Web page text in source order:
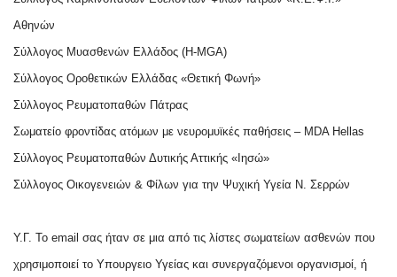
Αθηνών
Σύλλογος Μυασθενών Ελλάδος (H-MGA)
Σύλλογος Οροθετικών Ελλάδας «Θετική Φωνή»
Σύλλογος Ρευματοπαθών Πάτρας
Σωματείο φροντίδας ατόμων με νευρομυϊκές παθήσεις – MDA Hellas
Σύλλογος Ρευματοπαθών Δυτικής Αττικής «Ιησώ»
Σύλλογος Οικογενειών & Φίλων για την Ψυχική Υγεία Ν. Σερρών
Υ.Γ. Το email σας ήταν σε μια από τις λίστες σωματείων ασθενών που
χρησιμοποιεί το Υπουργειο Υγείας και συνεργαζόμενοι οργανισμοί, ή